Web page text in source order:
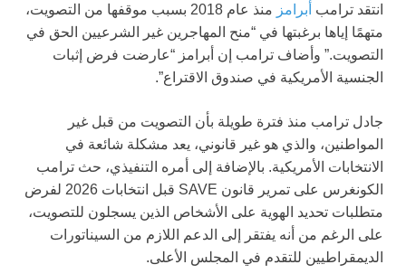
انتقد ترامب أبرامز
منذ عام 2018 بسبب موقفها من التصويت،
متهمًا إياها برغبتها في “منح المهاجرين غير الشرعيين الحق في
التصويت.” وأضاف ترامب إن أبرامز “عارضت فرض إثبات
الجنسية الأمريكية في صندوق الاقتراع”.
جادل ترامب منذ فترة طويلة بأن التصويت من قبل غير
المواطنين، والذي هو غير قانوني، يعد مشكلة شائعة في
الانتخابات الأمريكية. بالإضافة إلى أمره التنفيذي، حث ترامب
الكونغرس على تمرير قانون SAVE قبل انتخابات 2026 لفرض
متطلبات تحديد الهوية على الأشخاص الذين يسجلون للتصويت،
على الرغم من أنه يفتقر إلى الدعم اللازم من السيناتورات
الديمقراطيين للتقدم في المجلس الأعلى.